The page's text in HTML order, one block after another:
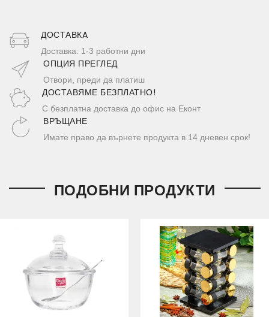
ДОСТАВКA
Доставка: 1-3 работни дни
ОПЦИЯ ПРЕГЛЕД
Отвори, преди да платиш
ДОСТАВЯМЕ БЕЗПЛАТНО!
С безплатна доставка до офис на Еконт
ВРЪЩАНЕ
Имате право да върнете продукта в 14 дневен срок!
ПОДОБНИ ПРОДУКТИ